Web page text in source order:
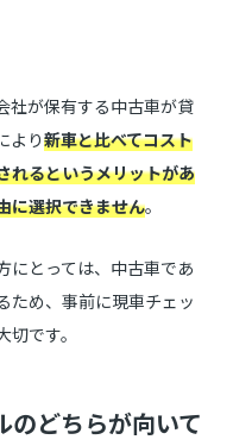
社が保有する中古車が貸
より新車と比べてコスト
れるというメリットがあ
に選択できません。
にとっては、中古車であ
ため、事前に現車チェッ
です。
のどちらが向いて